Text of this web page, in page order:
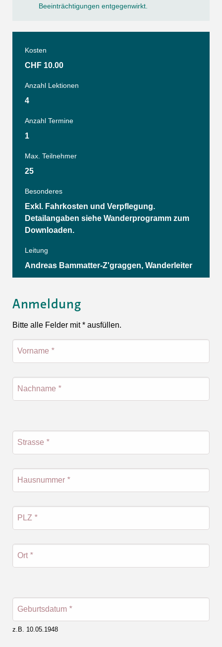
Beeinträchtigungen entgegenwirkt.
Kosten
CHF 10.00
Anzahl Lektionen
4
Anzahl Termine
1
Max. Teilnehmer
25
Besonderes
Exkl. Fahrkosten und Verpflegung.
Detailangaben siehe Wanderprogramm zum
Downloaden.
Leitung
Andreas Bammatter-Z'graggen, Wanderleiter
Anmeldung
Bitte alle Felder mit * ausfüllen.
Vorname *
Nachname *
Strasse *
Hausnummer *
PLZ *
Ort *
Geburtsdatum *
z.B. 10.05.1948